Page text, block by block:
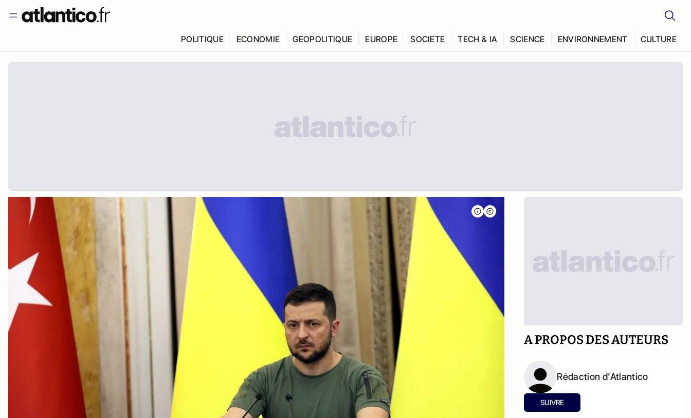
POLITIQUE ECONOMIE GEOPOLITIQUE EUROPE SOCIETE TECH & IA SCIENCE ENVIRONNEMENT CULTURE
A PROPOS DES AUTEURS
Rédaction d'Atlantico
SUIVRE